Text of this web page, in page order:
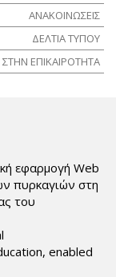
ΑΝΑΚΟΙΝΩΣΕΙΣ
ΔΕΛΤΙΑ ΤΥΠΟΥ
ΕΠΙΚΑΙΡΟΤΗΤΑ
εφαρμογή Web
πυρκαγιών στη
του
enabled